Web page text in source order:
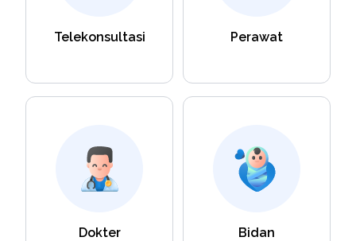
Telekonsultasi Perawat
Dokter Bidan